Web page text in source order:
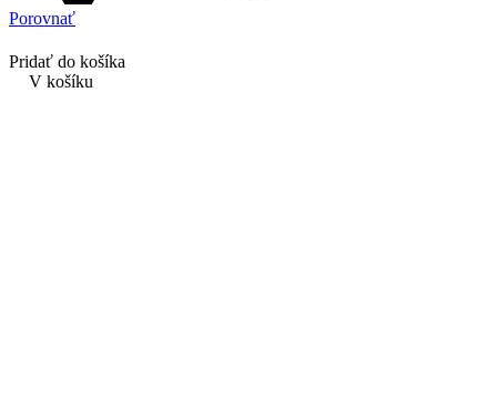
Porovnať
Pridať do košíka
V košíku